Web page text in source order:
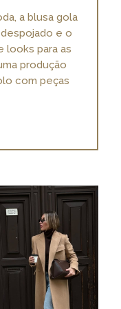
a blusa gola
e o
looks para as
produção
com peças